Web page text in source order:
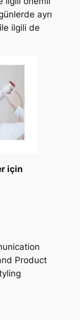
ayrı
ilgili de
için
Product